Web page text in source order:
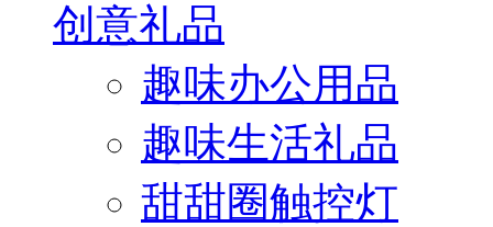
创意礼品
趣味办公用品
趣味生活礼品
甜甜圈触控灯